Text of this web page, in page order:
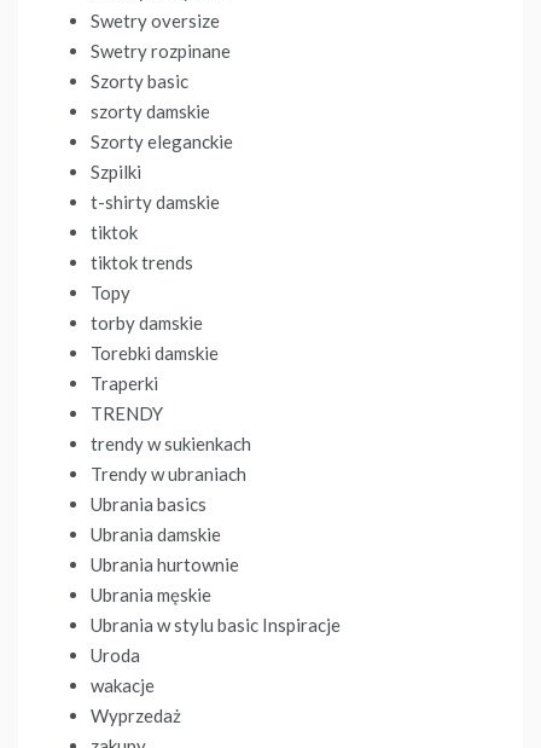
Swetry oversize
Swetry rozpinane
Szorty basic
szorty damskie
Szorty eleganckie
Szpilki
t-shirty damskie
tiktok
tiktok trends
Topy
torby damskie
Torebki damskie
Traperki
TRENDY
trendy w sukienkach
Trendy w ubraniach
Ubrania basics
Ubrania damskie
Ubrania hurtownie
Ubrania męskie
Ubrania w stylu basic Inspiracje
Uroda
wakacje
Wyprzedaż